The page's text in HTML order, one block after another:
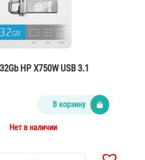
HP X750W USB 3.1
В корзину
Нет в наличии